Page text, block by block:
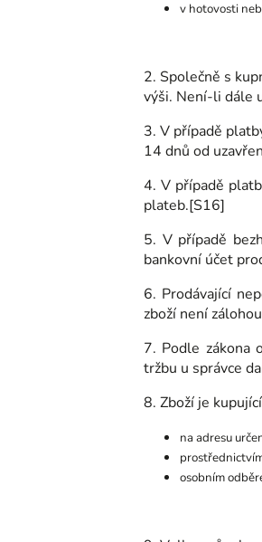
v hotovosti
2. Společně s
výši. Není-li dále
3. V případě
14 dnů od
4. V případě
plateb.[S16]
5. V případě
bankovní účet
6. Prodávající
zboží není
7. Podle zákona
tržbu u správce
8. Zboží je
na adresu
osobním